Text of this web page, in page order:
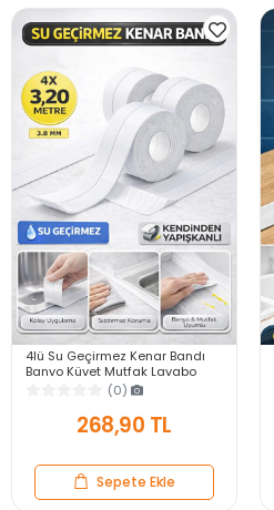
4lü Su Geçirmez Kenar Bandı
Banyo Küvet Mutfak Lavabo
Ocak Kenarı Sızdırmaz Tamir
Bandı 3.2mt 3.8mm
(0)
268,90 TL
Sepete Ekle